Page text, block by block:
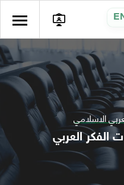
الاسلامي
العربي